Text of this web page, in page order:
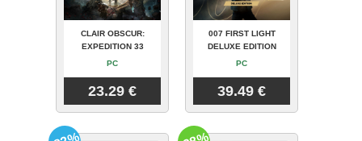
CLAIR OBSCUR:
EXPEDITION 33
PC
23.29 €
007 FIRST LIGHT
DELUXE EDITION
PC
39.49 €